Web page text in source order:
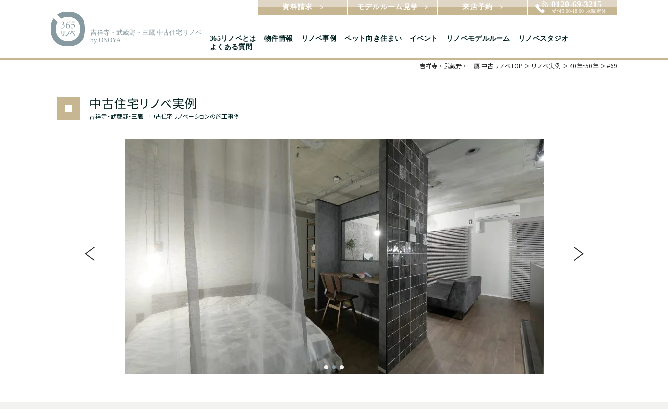
吉祥寺・武蔵野・三鷹 中古住宅リノベ
by ONOYA
資料請求 モデルルーム見学 来店予約
365リノベとは 物件情報 リノベ事例 ペット向き住まい イベント リノベモデルルーム
リノベスタジオ
よくある質問
吉祥寺・武蔵野・三鷹 中古リノベTOP リノベ実例 40年~50年 #69
中古住宅リノベ実例
吉祥寺・武蔵野・三鷹 中古住宅リノベーションの施工事例